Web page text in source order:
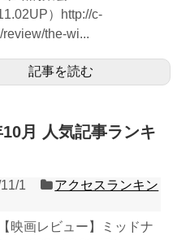
）http://c-
review/the-wi...
記事を読む
月 人気記事ランキ
1
アクセスランキン
映画レビュー】ミッドナ